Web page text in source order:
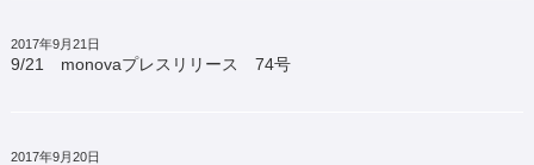
2017年9月21日
9/21 monovaプレスリリース 74号
2017年9月20日